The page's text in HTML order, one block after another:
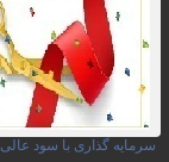
سرمایه گذاری با سود عالی